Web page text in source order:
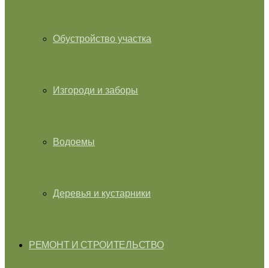
Обустройство участка
Изгороди и заборы
Водоемы
Деревья и кустарники
РЕМОНТ И СТРОИТЕЛЬСТВО